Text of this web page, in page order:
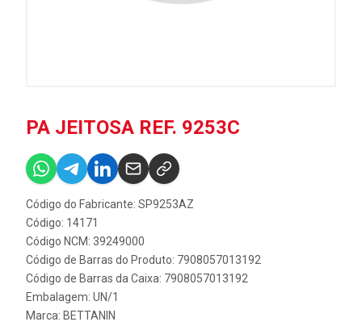
PA JEITOSA REF. 9253C
Código do Fabricante: SP9253AZ
Código: 14171
Código NCM: 39249000
Código de Barras do Produto: 7908057013192
Código de Barras da Caixa: 7908057013192
Embalagem: UN/1
Marca: BETTANIN